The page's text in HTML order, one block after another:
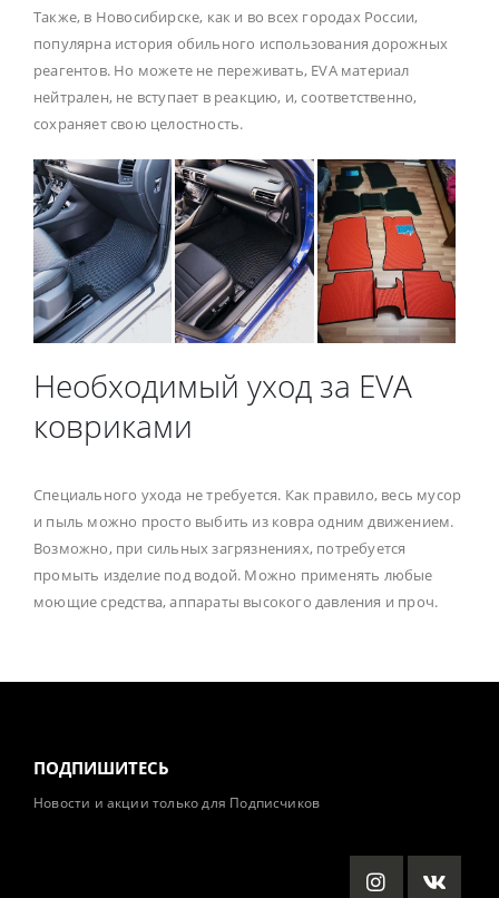
Также, в Новосибирске, как и во всех городах России,
популярна история обильного использования дорожных
реагентов. Но можете не переживать, EVA материал
нейтрален, не вступает в реакцию, и, соответственно,
сохраняет свою целостность.
Необходимый уход за EVA
ковриками
Специального ухода не требуется. Как правило, весь мусор
и пыль можно просто выбить из ковра одним движением.
Возможно, при сильных загрязнениях, потребуется
промыть изделие под водой. Можно применять любые
моющие средства, аппараты высокого давления и проч.
ПОДПИШИТЕСЬ
Новости и акции только для Подписчиков